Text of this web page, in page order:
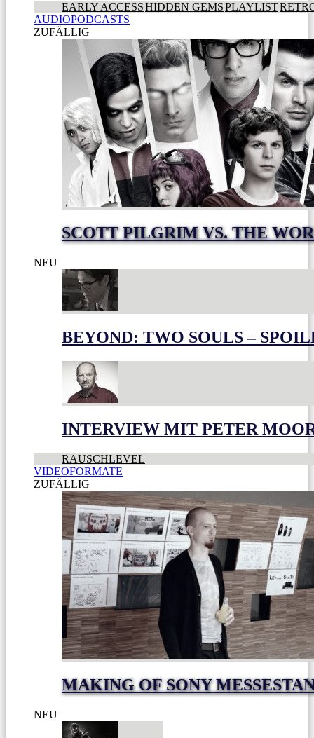
EARLY ACCESSHIDDEN GEMSPLAYLIST
AUDIOPODCASTS
ZUFÄLLIG
SCOTT PILGRIM VS. THE
NEU
BEYOND: TWO SOULS –
INTERVIEW MIT PETER
RAUSCHLEVEL
VIDEOFORMATE
ZUFÄLLIG
MAKING OF SONY
NEU